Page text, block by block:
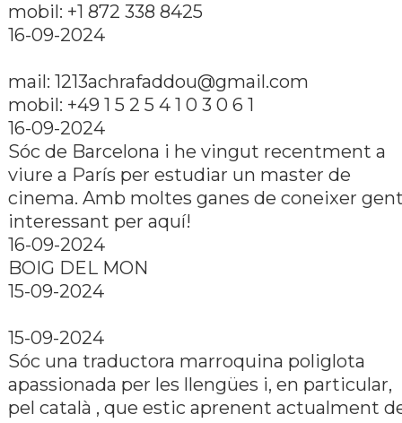
mobil: +1 872 338 8425
16-09-2024
mail: 1213achrafaddou@gmail.com
mobil: +49 1 5 2 5 4 1 0 3 0 6 1
16-09-2024
Sóc de Barcelona i he vingut recentment a
viure a Parí­s per estudiar un master de
cinema. Amb moltes ganes de coneixer
interessant per aquí­!
16-09-2024
BOIG DEL MON
15-09-2024
15-09-2024
Sóc una traductora marroquina poliglota
apassionada per les llengües i, en particular,
pel català , que estic aprenent actualment